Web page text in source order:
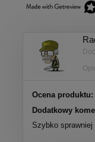
Ocena produktu:
Dodatkowy
Szybko sprawniej